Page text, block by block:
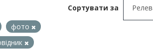
Сортувати за
фото